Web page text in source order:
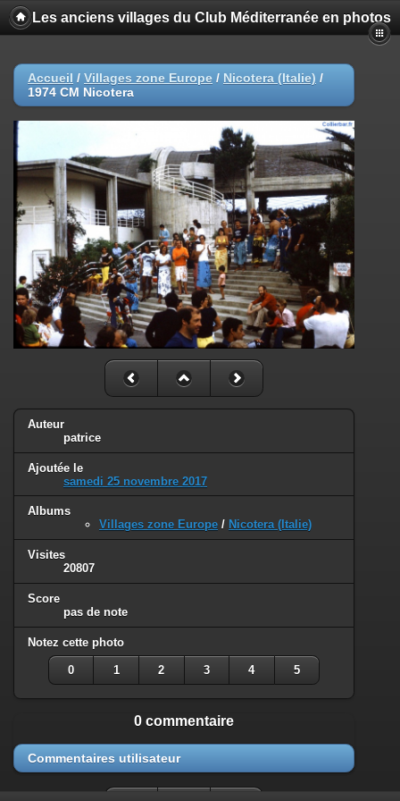
Les anciens villages du Club Méditerranée en photos
Accueil / Villages zone Europe / Nicotera (Italie) /
1974 CM Nicotera
Auteur
patrice
Ajoutée le
samedi 25 novembre 2017
Albums
Villages zone Europe / Nicotera (Italie)
Visites
20807
Score
pas de note
Notez cette photo
0 1 2 3 4 5
0 commentaire
Commentaires utilisateur